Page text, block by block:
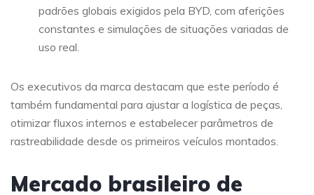
padrões globais exigidos pela BYD, com aferições
constantes e simulações de situações variadas de
uso real.
Os executivos da marca destacam que este período é
também fundamental para ajustar a logística de peças,
otimizar fluxos internos e estabelecer parâmetros de
rastreabilidade desde os primeiros veículos montados.
Mercado brasileiro de